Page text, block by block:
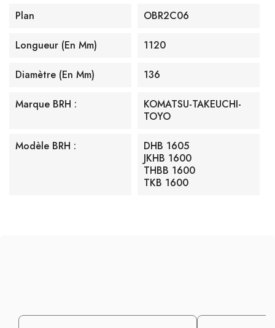
Plan OBR2C06
Longueur (en Mm) 1120
Diamètre (en Mm) 136
Marque BRH :
KOMATSU-TAKEUCHI-
TOYO
Modèle BRH :
DHB 1605
JKHB 1600
THBB 1600
TKB 1600